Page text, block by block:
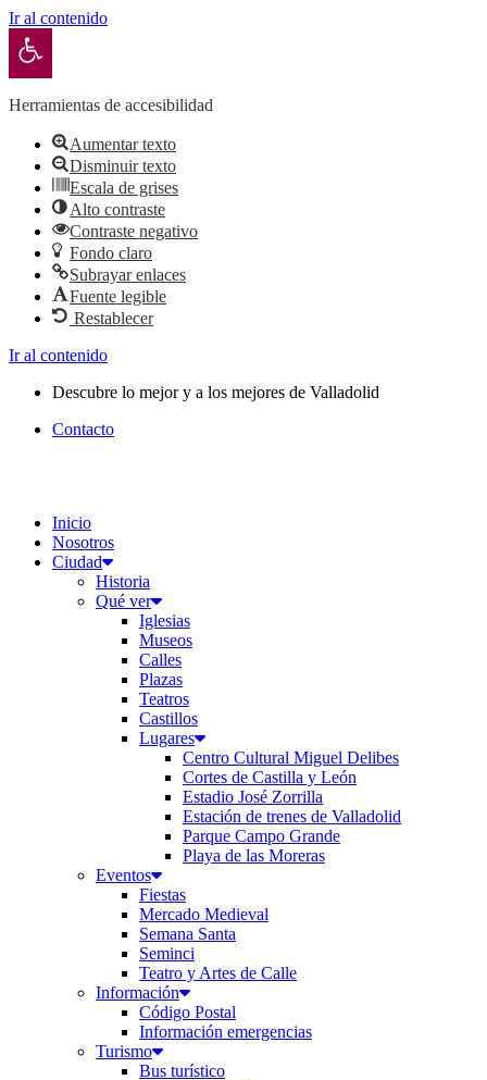
Ir al contenido
Abrir barra de herramientas
Herramientas de accesibilidad
Aumentar texto
Disminuir texto
Escala de grises
Alto contraste
Contraste negativo
Fondo claro
Subrayar enlaces
Fuente legible
Restablecer
Ir al contenido
Descubre lo mejor y a los mejores de Valladolid
Contacto
Inicio
Nosotros
Ciudad
Historia
Qué ver
Iglesias
Museos
Calles
Plazas
Teatros
Castillos
Lugares
Centro Cultural Miguel Delibes
Cortes de Castilla y León
Estadio José Zorrilla
Estación de trenes de Valladolid
Parque Campo Grande
Playa de las Moreras
Eventos
Fiestas
Mercado Medieval
Semana Santa
Seminci
Teatro y Artes de Calle
Información
Código Postal
Información emergencias
Turismo
Bus turístico